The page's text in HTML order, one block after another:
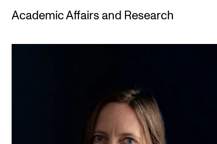
Doctoral Studies
Departments and Disciplines
Academic Affairs and Research